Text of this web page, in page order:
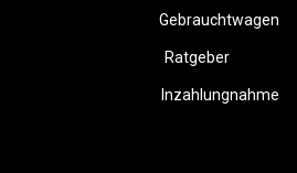
Gebrauchtwagen
Ratgeber
Inzahlungnahme